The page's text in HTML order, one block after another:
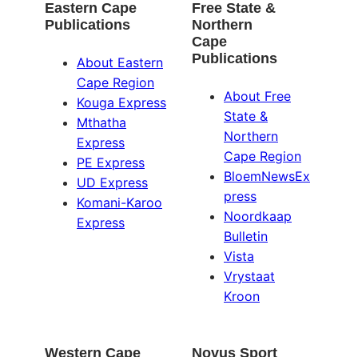
Eastern Cape
Publications
About Eastern
Cape Region
Kouga Express
Mthatha
Express
PE Express
UD Express
Komani-Karoo
Express
Free State &
Northern
Cape
Publications
About Free
State &
Northern
Cape Region
BloemNewsEx
press
Noordkaap
Bulletin
Vista
Vrystaat
Kroon
Western Cape
Novus Sport